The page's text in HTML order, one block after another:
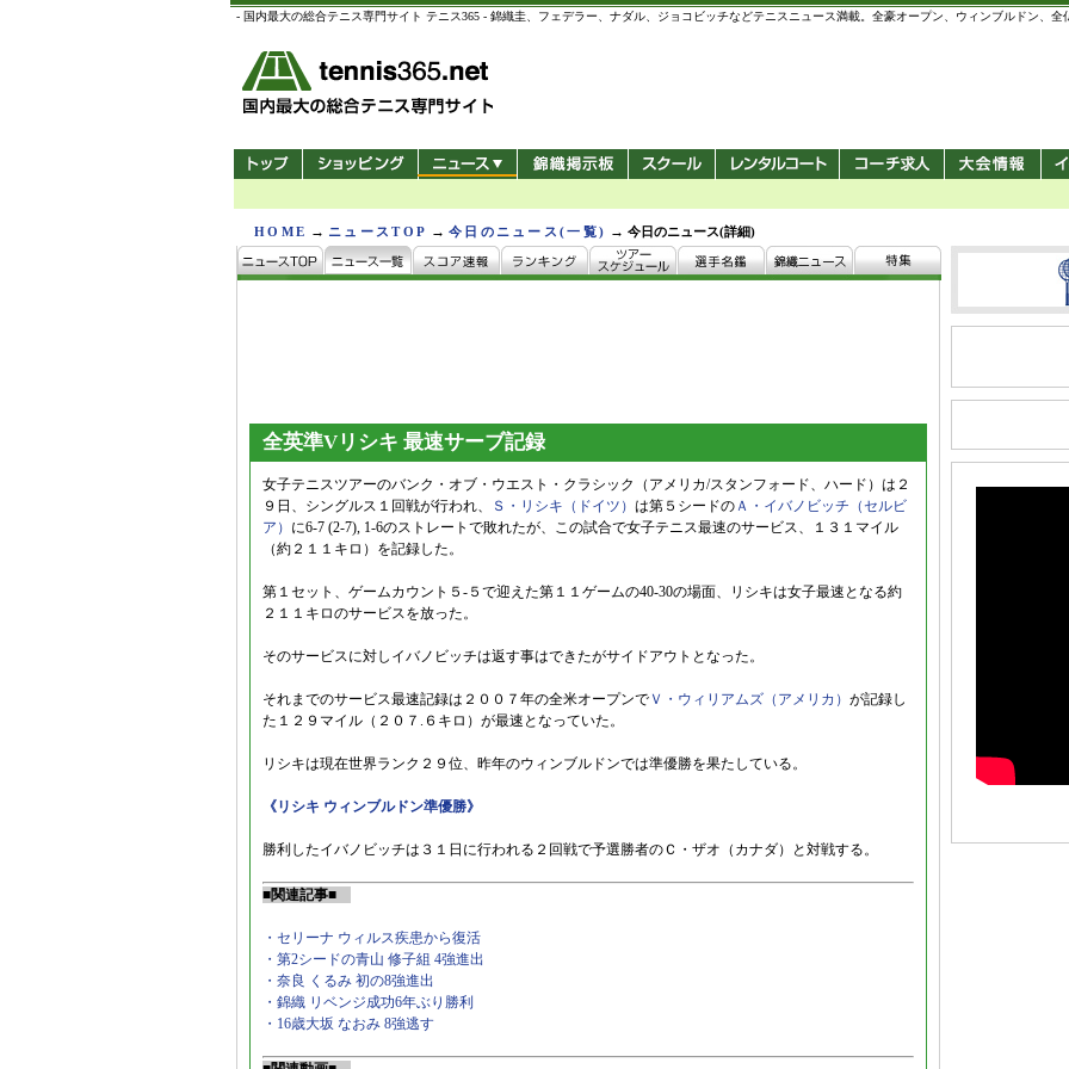
- 国内最大の総合テニス専門サイト テニス365 - 錦織圭、フェデラー、ナダル、ジョコビッチなどテニスニュース満載。全豪オープン、ウィンブルドン、全
HOME → ニュースTOP →今日のニュース(一覧) →今日のニュース(詳細)
全英準Vリシキ 最速サーブ記録
女子テニスツアーのバンク・オブ・ウエスト・クラシック（アメリカ/スタンフォード、ハード）は２
９日、シングルス１回戦が行われ、
Ｓ・リシキ（ドイツ） は第５シードのＡ・イバノビッチ（セルビ
ア） に6-7 (2-7), 1-6のストレートで敗れたが、この試合で女子テニス最速のサービス、１３１マイル
（約２１１キロ）を記録した。
第１セット、ゲームカウント５-５で迎えた第１１ゲームの40-30の場面、リシキは女子最速となる約
２１１キロのサービスを放った。
そのサービスに対しイバノビッチは返す事はできたがサイドアウトとなった。
それまでのサービス最速記録は２００７年の全米オープンで Ｖ・ウィリアムズ（アメリカ） が記録し
た１２９マイル（２０７.６キロ）が最速となっていた。
リシキは現在世界ランク２９位、昨年のウィンブルドンでは準優勝を果たしている。
《リシキ ウィンブルドン準優勝》
勝利したイバノビッチは３１日に行われる２回戦で予選勝者のＣ・ザオ（カナダ）と対戦する。
■関連記事■
・セリーナ ウィルス疾患から復活
・第2シードの青山 修子組 4強進出
・奈良 くるみ 初の8強進出
・錦織 リベンジ成功6年ぶり勝利
・16歳大坂 なおみ 8強逃す